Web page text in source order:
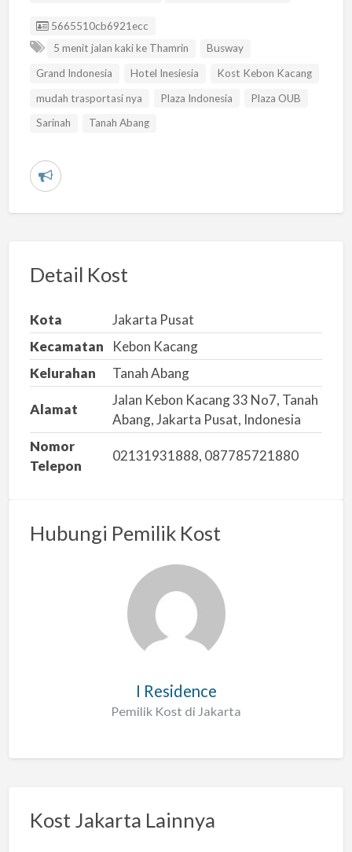
Listing ID
5665510cb6921ecc
5 menit jalan kaki ke Thamrin
Busway
Grand Indonesia
Hotel Inesiesia
Kost Kebon Kacang
mudah trasportasi nya
Plaza Indonesia
Plaza OUB
Sarinah
Tanah Abang
L
r
a
n
m
a
a
l
a
Detail Kost
Kota
Jakarta Pusat
Kecamatan
Kebon Kacang
Kelurahan
Tanah Abang
Alamat
Jalan Kebon Kacang 33 No7, Tanah
Abang, Jakarta Pusat, Indonesia
Nomor
Telepon
02131931888, 087785721880
Hubungi Pemilik Kost
I Residence
Pemilik Kost di Jakarta
Kost Jakarta Lainnya